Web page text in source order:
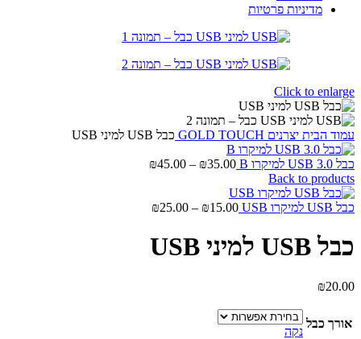
מדיניות פרטיות
Click to enlarge
עמוד הבית יצרנים GOLD TOUCH כבל USB למיני USB
כבל USB 3.0 למיקרו B ₪35.00
–
₪45.00
Back to products
כבל USB למיקרו USB ₪15.00
–
₪25.00
כבל USB למיני USB
₪20.00
אורך כבל
נקה